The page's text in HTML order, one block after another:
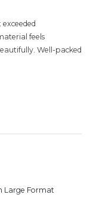
feels
Well-packed
Large Format